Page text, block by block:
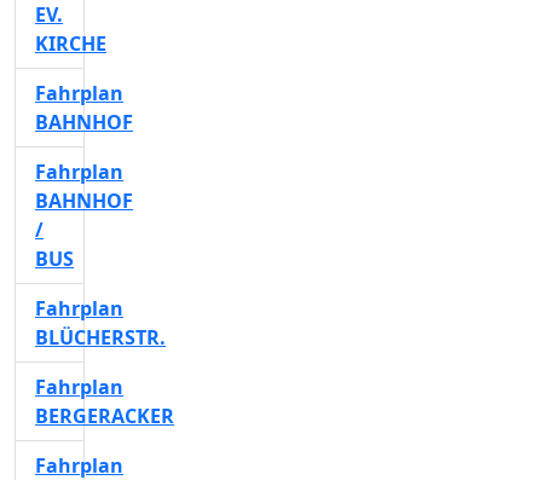
EV.
KIRCHE
Fahrplan
BAHNHOF
Fahrplan
BAHNHOF
/
BUS
Fahrplan
BLÜCHERSTR.
Fahrplan
BERGERACKER
Fahrplan